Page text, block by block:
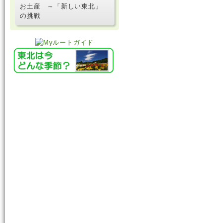
お土産 ～「新しい東北」
の挑戦